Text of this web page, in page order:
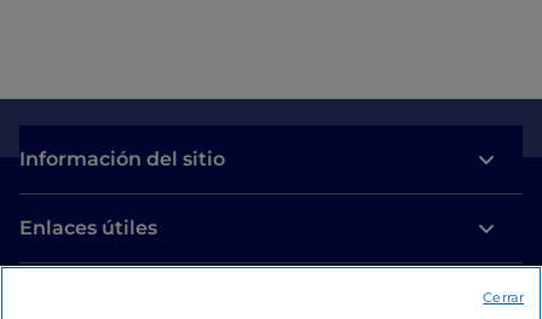
Información del sitio
Enlaces útiles
Cerrar